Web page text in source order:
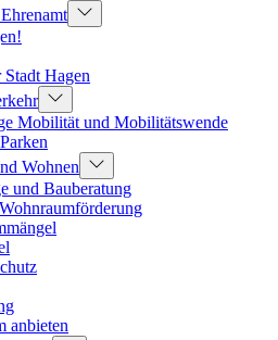
Hagen
Mobilität und Mobilitätswende
Wohnen
und Bauberatung
anbieten